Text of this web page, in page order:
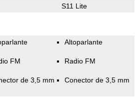
S11 Lite
FM
de 3,5 mm
Altoparlante
Radio FM
Conector de 3,5 mm